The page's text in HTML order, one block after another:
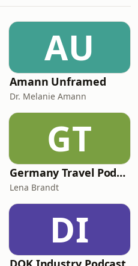
AU
Amann Unframed
Dr. Melanie Amann
GT
Germany Travel Podcast with Lena Brandt
Lena Brandt
DI